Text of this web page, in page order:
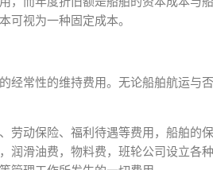
可视为一种固定成本。
经常性的维持费用。无论船舶航运与
劳动保险、福利待遇等费用，船舶的
润滑油费，物料费，班轮公司设立各